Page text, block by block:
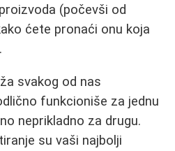
(počevši od
ćete pronaći onu koja
svakog od nas
funkcioniše za jednu
neprikladno za drugu.
su vaši najbolji